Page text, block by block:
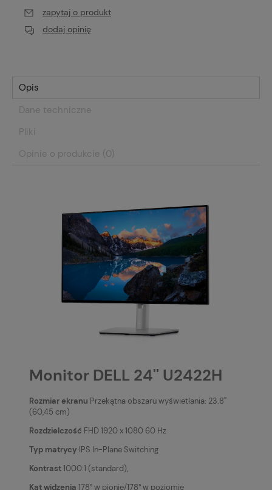
zapytaj o produkt
dodaj opinię
Opis
Dane techniczne
Pliki
Opinie o produkcie (0)
Monitor DELL 24'' U2422H
Rozmiar ekranu Przekątna obszaru wyświetlania: 23.8''
(60,45 cm)
Rozdzielczość FHD 1920 x 1080 60 Hz
Typ matrycy IPS In-Plane Switching
Kontrast1000:1 (standard),
Kąt widzenia 178° w pionie/178° w poziomie